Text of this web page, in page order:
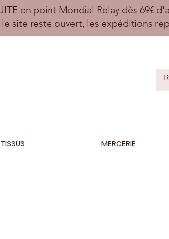
en point Mondial Relay dès 69€
site reste ouvert, les expéditions
TISSUS MERCERIE